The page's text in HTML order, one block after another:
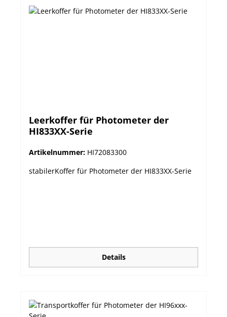
Leerkoffer für Photometer der
HI833XX-Serie
Artikelnummer: HI72083300
stabilerKoffer für Photometer der HI833XX-Serie
Details